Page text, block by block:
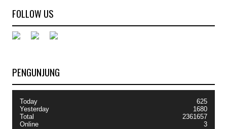
FOLLOW US
PENGUNJUNG
Today
Yesterday
Total
Online
625
1680
2361657
3